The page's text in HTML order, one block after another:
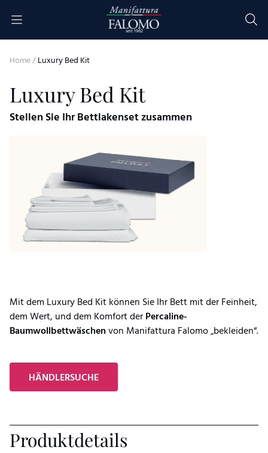
seit 1962
Home/Luxury Bed Kit
Luxury Bed Kit
Stellen Sie Ihr Bettlakenset zusammen
Mit dem Luxury Bed Kit können Sie Ihr Bett mit der Feinheit,
dem Wert, und dem Komfort derPercaline-
Baumwollbettwäschenvon Manifattura Falomo „bekleiden“.
HÄNDLERSUCHE
Produktdetails